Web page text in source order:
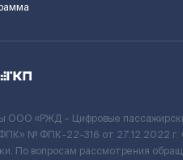
«РЖД – Цифровые
№ ФПК-22-316 от 27.12.2022
По вопросам рассмотрения